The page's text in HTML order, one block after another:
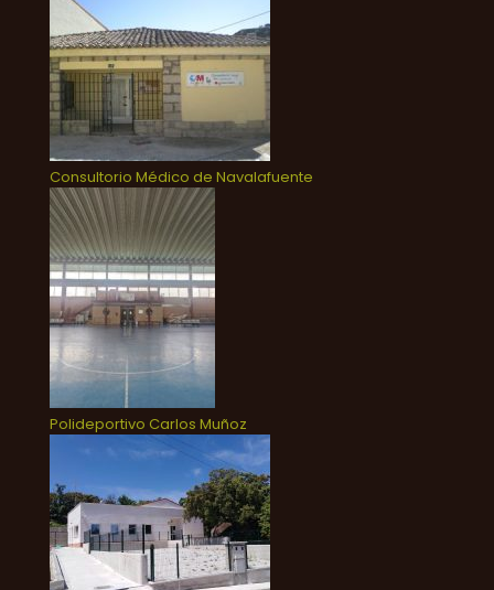
Consultorio Médico de Navalafuente
Polideportivo Carlos Muñoz